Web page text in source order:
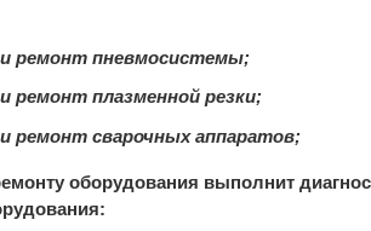
и ремонт пневмосистемы;
ремонт плазменной резки;
ремонт сварочных аппаратов;
оборудования выполнит